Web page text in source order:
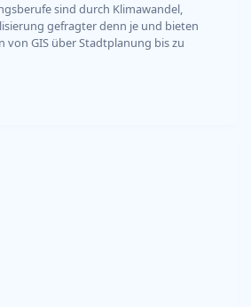
sind durch Klimawandel,
gefragter denn je und bieten
von GIS über Stadtplanung bis zu